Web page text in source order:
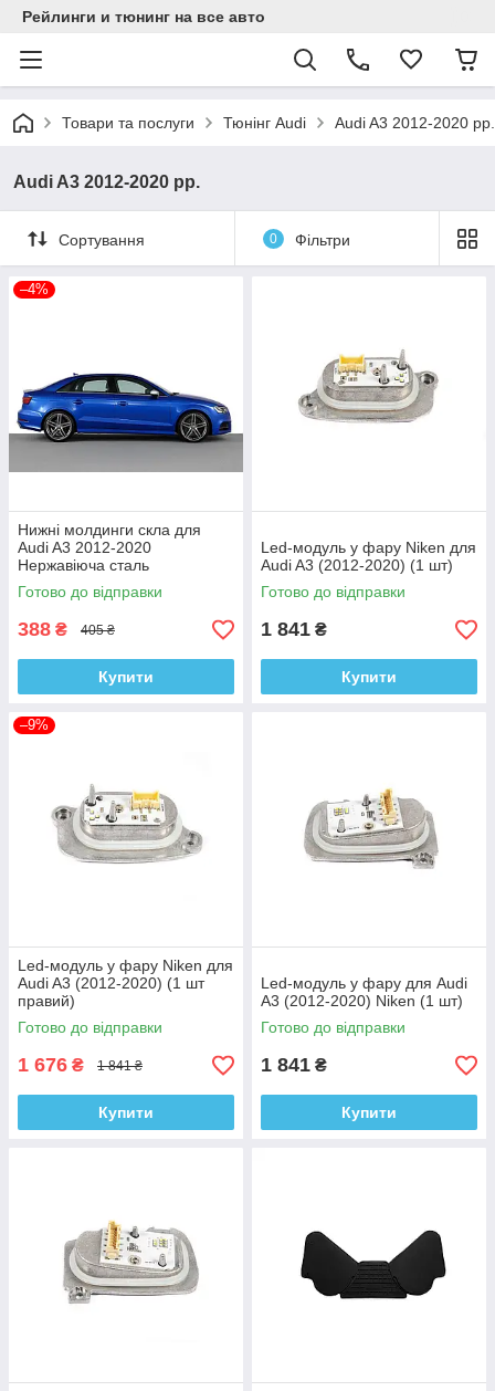
Рейлинги и тюнинг на все авто
Товари та послуги Тюнінг Audi Audi A3 2012-2020 рр.
Audi A3 2012-2020 рр.
Сортування 0 Фільтри
–4%
Нижні молдинги скла для
Audi A3 2012-2020
Нержавіюча сталь
Готово до відправки
388 ₴ 405 ₴
Купити
Led-модуль у фару Niken для
Audi A3 (2012-2020) (1 шт)
Готово до відправки
1 841 ₴
Купити
–9%
Led-модуль у фару Niken для
Audi A3 (2012-2020) (1 шт
правий)
Готово до відправки
1 676 ₴ 1 841 ₴
Купити
Led-модуль у фару для Audi
A3 (2012-2020) Niken (1 шт)
Готово до відправки
1 841 ₴
Купити